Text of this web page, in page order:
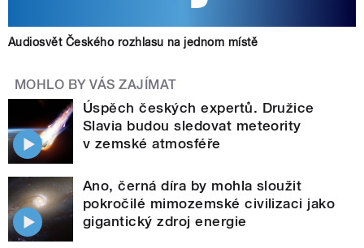
Audiosvět Českého rozhlasu na jednom místě
MOHLO BY VÁS ZAJÍMAT
Úspěch českých expertů. Družice
Slavia budou sledovat meteority
v zemské atmosféře
Ano, černá díra by mohla sloužit
pokročilé mimozemské civilizaci jako
gigantický zdroj energie